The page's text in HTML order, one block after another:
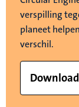
verspilling
planeet
verschil.